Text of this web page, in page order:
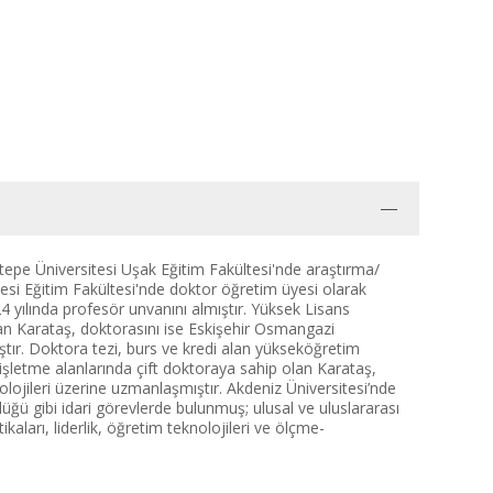
Üniversitesi Uşak Eğitim Fakültesi'nde araştırma/
Eğitim Fakültesi'nde doktor öğretim üyesi olarak
profesör unvanını almıştır. Yüksek Lisans
Karataş, doktorasını ise Eskişehir Osmangazi
Doktora tezi, burs ve kredi alan yükseköğretim
alanlarında çift doktoraya sahip olan Karataş,
üzerine uzmanlaşmıştır. Akdeniz Üniversitesi’nde
gibi idari görevlerde bulunmuş; ulusal ve uluslararası
liderlik, öğretim teknolojileri ve ölçme-